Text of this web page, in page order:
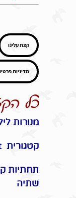
קצת עלינו
מדיניות
כל
מנורות
קטגורית Moonled - Art
תחתיות
שתיה